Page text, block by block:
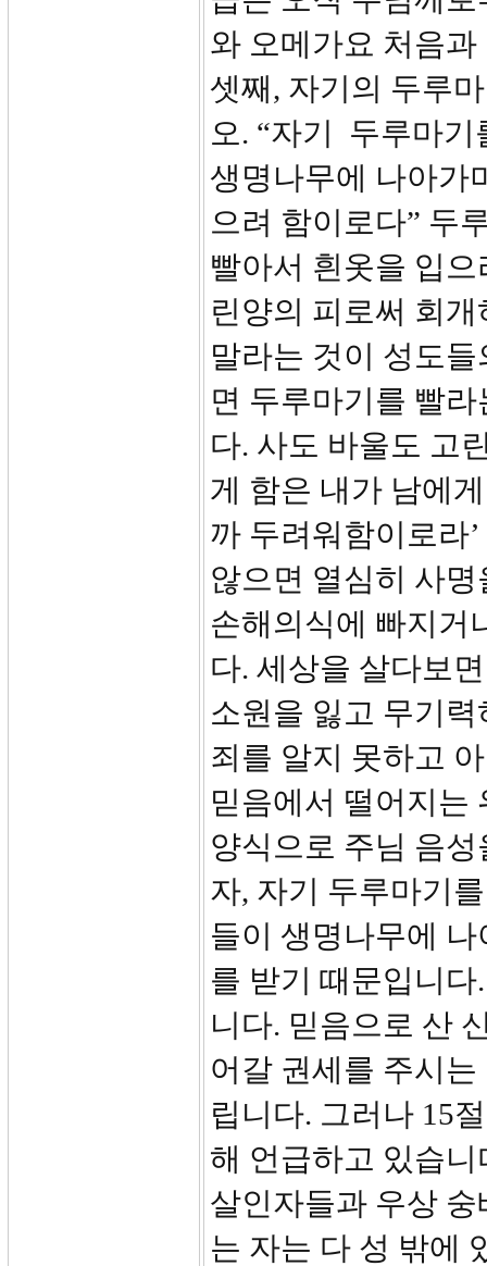
와 오메가요 처음
셋째, 자기의 두루
오. “자기 두루마
생명나무에 나아가
으려 함이로다” 두
빨아서 흰옷을 입
린양의 피로써 회
말라는 것이 성도
면 두루마기를 빨
다. 사도 바울도 고
게 함은 내가 남에
까 두려워함이로라
않으면 열심히 사
손해의식에 빠지거
다. 세상을 살다보
소원을 잃고 무기
죄를 알지 못하고
믿음에서 떨어지는
양식으로 주님 음
자, 자기 두루마기
들이 생명나무에
를 받기 때문입니
니다. 믿음으로 산
어갈 권세를 주시
립니다. 그러나 15
해 언급하고 있습
살인자들과 우상
는 자는 다 성 밖에